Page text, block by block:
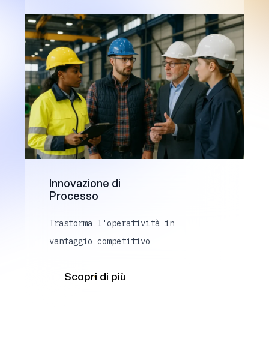
Innovazione di
Processo
Trasforma l'operatività in
vantaggio competitivo
Scopri di più